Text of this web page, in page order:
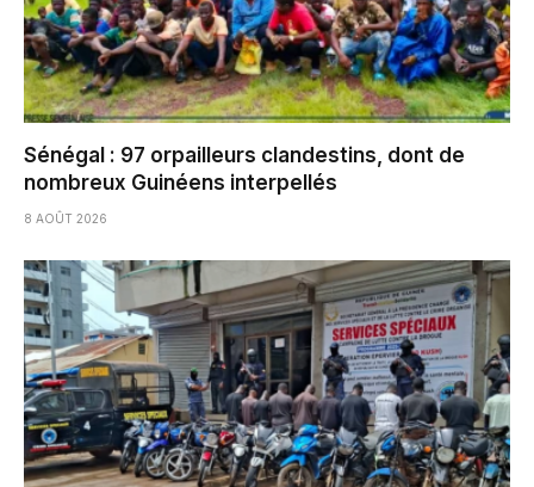
Sénégal : 97 orpailleurs clandestins, dont de
nombreux Guinéens interpellés
8 AOÛT 2026